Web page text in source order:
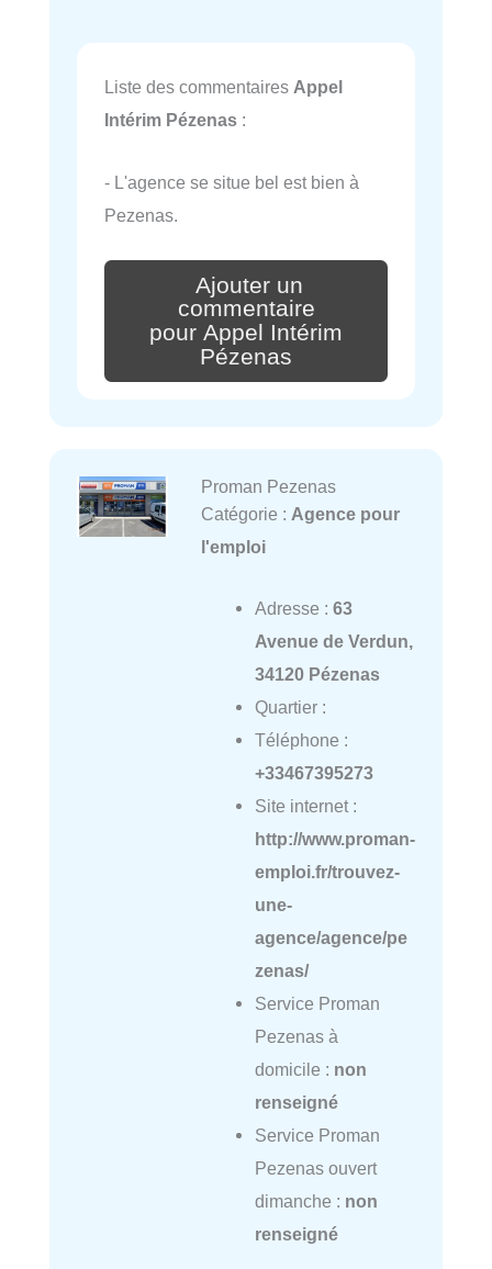
Liste des commentaires Appel
Intérim Pézenas :
- L'agence se situe bel est bien à
Pezenas.
Ajouter un
commentaire
pour Appel Intérim
Pézenas
Proman Pezenas
Catégorie : Agence pour
l'emploi
Adresse : 63
Avenue de Verdun,
34120 Pézenas
Quartier :
Téléphone :
+33467395273
Site internet :
http://www.proman-
emploi.fr/trouvez-
une-
agence/agence/pe
zenas/
Service Proman
Pezenas à
domicile : non
renseigné
Service Proman
Pezenas ouvert
dimanche : non
renseigné